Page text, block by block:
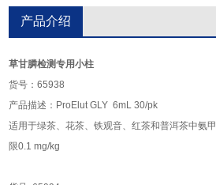
产品介绍
草甘膦检测专用小柱
货号：65938
产品描述：ProElut GLY 6mL 30/pk
适用于绿茶、花茶、铁观音、红茶和普洱茶中氨
限0.1 mg/kg